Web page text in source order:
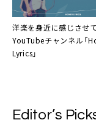
洋楽を身近に感じさせ
YouTubeチャンネル「
Lyrics」
Editor’s